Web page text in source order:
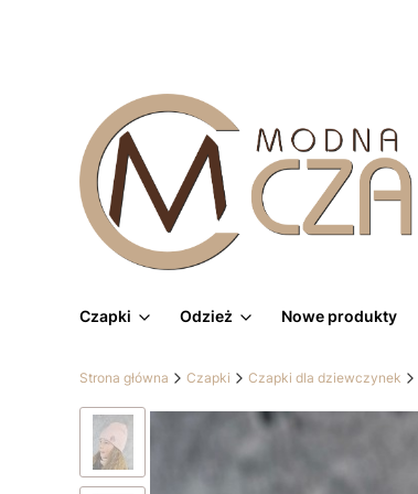
Czapki Odzież Nowe produkty
Strona główna Czapki Czapki dla dziewczynek